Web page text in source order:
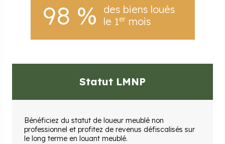
98 %
des biens loués
le 1ermois
Statut LMNP
Bénéficiez du statut de loueur meublé non
professionnel et profitez de revenus défiscalisés sur
le long terme en louant meublé.